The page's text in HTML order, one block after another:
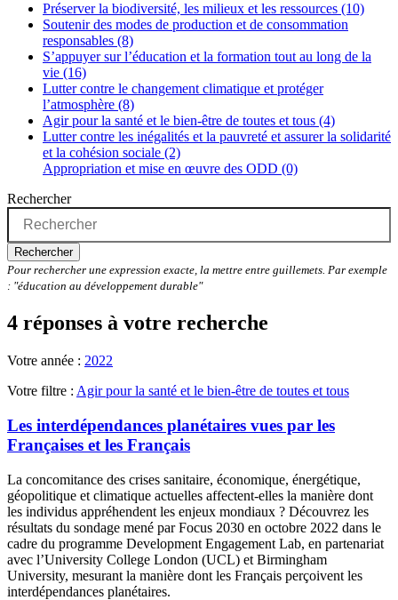
Préserver la biodiversité, les milieux et les ressources (10)
Soutenir des modes de production et de consommation
responsables (8)
S’appuyer sur l’éducation et la formation tout au long de la
vie (16)
Lutter contre le changement climatique et protéger
l’atmosphère (8)
Agir pour la santé et le bien-être de toutes et tous (4)
Lutter contre les inégalités et la pauvreté et assurer la solidarité
et la cohésion sociale (2)
Appropriation et mise en œuvre des ODD (0)
Rechercher
Rechercher
Pour rechercher une expression exacte, la mettre entre guillemets. Par exemple
: "éducation au développement durable"
4 réponses à votre recherche
Votre année : 2022
Votre filtre : Agir pour la santé et le bien-être de toutes et tous
Les interdépendances planétaires vues par les
Françaises et les Français
La concomitance des crises sanitaire, économique, énergétique,
géopolitique et climatique actuelles affectent-elles la manière dont
les individus appréhendent les enjeux mondiaux ? Découvrez les
résultats du sondage mené par Focus 2030 en octobre 2022 dans le
cadre du programme Development Engagement Lab, en partenariat
avec l’University College London (UCL) et Birmingham
University, mesurant la manière dont les Français perçoivent les
interdépendances planétaires.